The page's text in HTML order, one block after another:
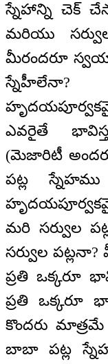
స్నేహాన్ని చెక్
మరియు
మీరందరూ
ఎవరైతే
(మెజారిటీ
పట్ల
మరి సర్వుల
సర్వుల
ప్రతి ఒక్కరూ
ప్రతి ఒక్కరూ
కొందరు
బాబా పట్ల